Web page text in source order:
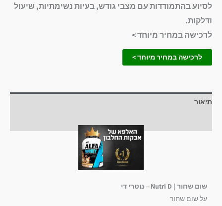
לסיוע בהתמודדות עם מצבי גודש, בעיות נשימתיות, שיעול
ודלקות.
לרכישה במחיר מיוחד >
לרכישה במחיר מיוחד >
תיאור
שום שחור | Nutri D – נוטרי די
על שום שחור